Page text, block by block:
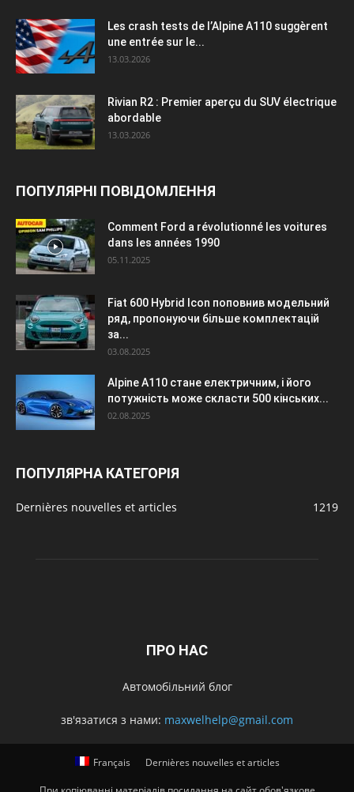
Les crash tests de l’Alpine A110 suggèrent
une entrée sur le...
13.03.2026
Rivian R2 : Premier aperçu du SUV électrique
abordable
13.03.2026
ПОПУЛЯРНІ ПОВІДОМЛЕННЯ
Comment Ford a révolutionné les voitures
dans les années 1990
05.11.2025
Fiat 600 Hybrid Icon поповнив модельний
ряд, пропонуючи більше комплектацій
за...
03.08.2025
Alpine A110 стане електричним, і його
потужність може скласти 500 кінських...
02.08.2025
ПОПУЛЯРНА КАТЕГОРІЯ
Dernières nouvelles et articles 1219
ПРО НАС
Автомобільний блог
зв'язатися з нами: maxwelhelp@gmail.com
Français Dernières nouvelles et articles